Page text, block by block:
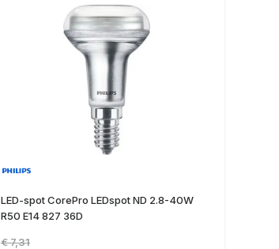
LED-spot CorePro LEDspot ND 2.8-40W
R50 E14 827 36D
€ 7,31